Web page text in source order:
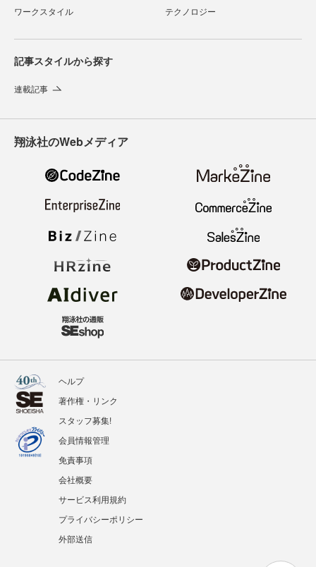
ワークスタイル テクノロジー
記事スタイルから探す
連載記事
翔泳社のWebメディア
ヘルプ
著作権・リンク
スタッフ募集!
会員情報管理
免責事項
会社概要
サービス利用規約
プライバシーポリシー
外部送信